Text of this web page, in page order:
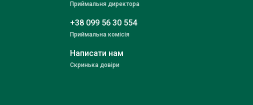
Приймальня директора
+38 099 56 30 554
Приймальна комісія
Написати нам
Скринька довіри